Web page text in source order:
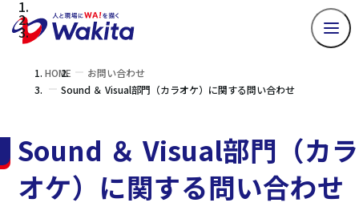
HOME
お問い合わせ
Sound ＆ Visual部門（カラオケ）に関する問い合わせ
Sound ＆ Visual部門（カラ
オケ）に関する問い合わせ